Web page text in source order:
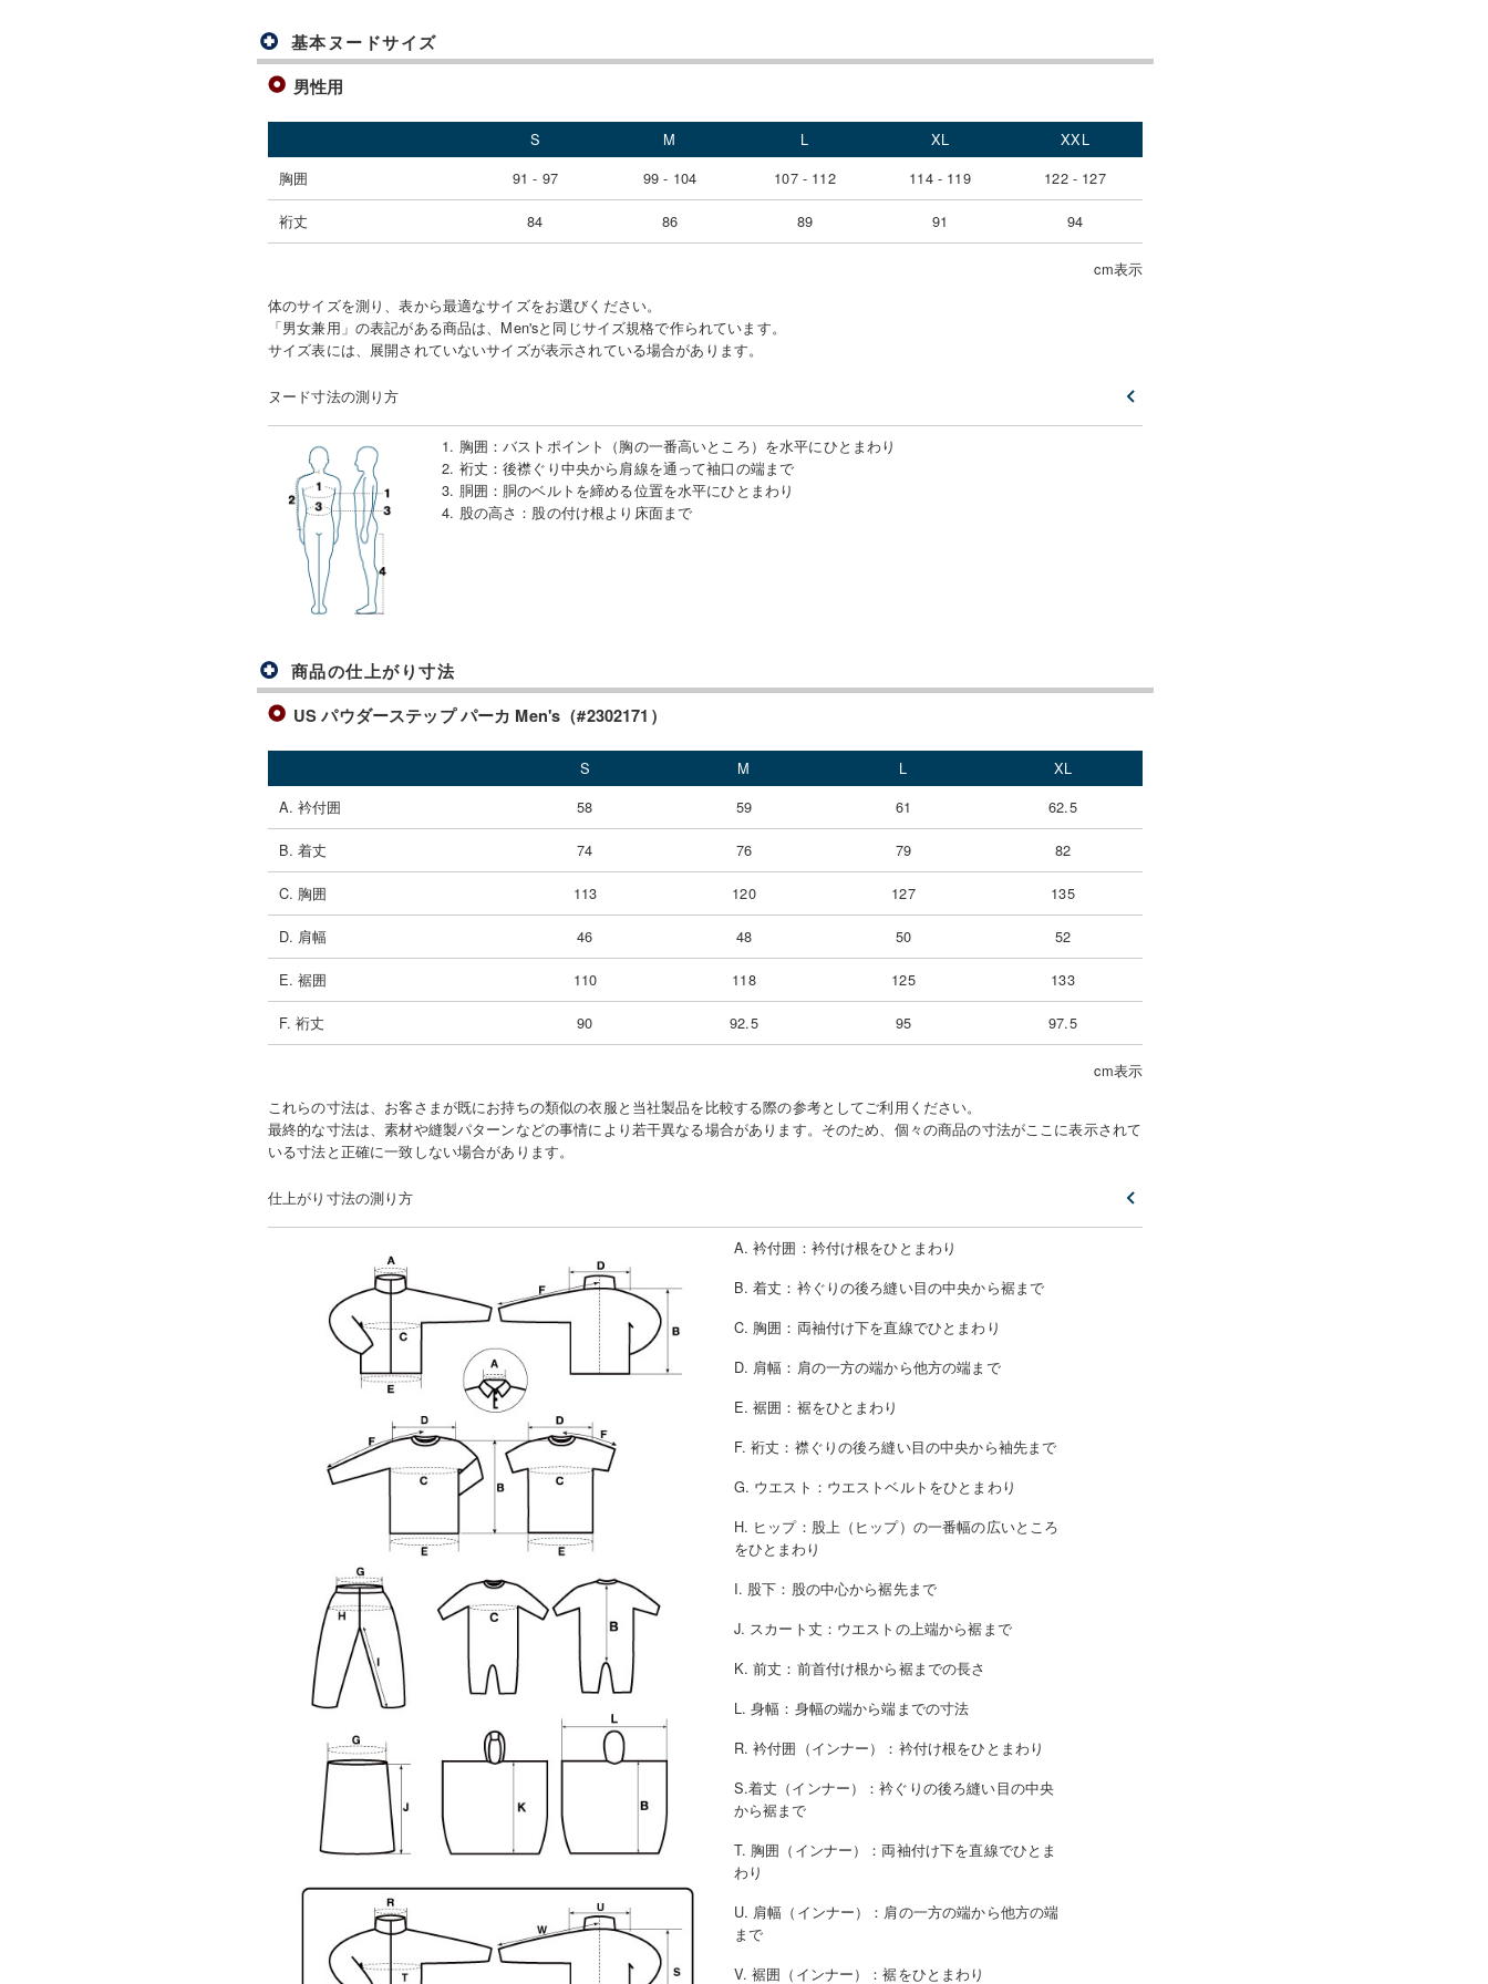
基本ヌードサイズ
男性用
S M L XL
XXL
胸囲
91 - 97 99 - 104 107 - 112 114 - 119 122 - 127
裄丈 84 86 89 91 94
cm表示
体のサイズを測り、表から最適なサイズをお選びください。
「男女兼用」の表記がある商品は、Men'sと同じサイズ規格で作られています。
サイズ表には、展開されていないサイズが表示されている場合があります。
ヌード寸法の測り方
1. 胸囲 ：バストポイント（胸の一番高いところ）を水平にひとまわり
2. 裄丈 ：後襟ぐり中央から肩線を通って袖口の端まで
3. 胴囲 ： 胴のベルトを締める位置を水平にひとまわり
4. 股の高さ ： 股の付け根より床面まで
商品の仕上がり寸法
US パウダーステップ パーカ Men's（#2302171）
S M L
XL
A. 衿付囲
58 59 61 62.5
B. 着丈 74 76 79 82
C. 胸囲 113 120 127 135
D. 肩幅 46 48 50 52
E. 裾囲 110 118 125 133
F. 裄丈 90 92.5 95 97.5
cm表示
これらの寸法は、お客さまが既にお持ちの類似の衣服と当社製品を比較する際の参考としてご利用ください。
最終的な寸法は、素材や縫製パターンなどの事情により若干異なる場合があります。そのため、個々の商品の寸法がここに表示されて
いる寸法と正確に一致しない場合があります。
仕上がり寸法の測り方
A. 衿付囲 ： 衿付け根をひとまわり
B. 着丈 ： 衿ぐりの後ろ縫い目の中央から裾まで
C. 胸囲 ： 両袖付け下を直線でひとまわり
D. 肩幅 ： 肩の一方の端から他方の端まで
E. 裾囲 ： 裾をひとまわり
F. 裄丈 ： 襟ぐりの後ろ縫い目の中央から袖先まで
G. ウエスト ： ウエストベルトをひとまわり
H. ヒップ： 股上（ヒップ）の一番幅の広いところ
をひとまわり
I. 股下 ： 股の中心から裾先まで
J. スカート丈 ： ウエストの上端から裾まで
K. 前丈 ： 前首付け根から裾までの長さ
L. 身幅 ： 身幅の端から端までの寸法
R. 衿付囲（インナー）
： 衿付け根をひとまわり
S.着丈（インナー）
：衿ぐりの後ろ縫い目の中央
から裾まで
T. 胸囲（インナー）
： 両袖付け下を直線でひとま
わり
U. 肩幅（インナー）
： 肩の一方の端から他方の端
まで
V. 裾囲（インナー）
：裾をひとまわり